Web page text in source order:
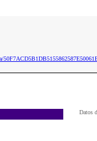
Datos